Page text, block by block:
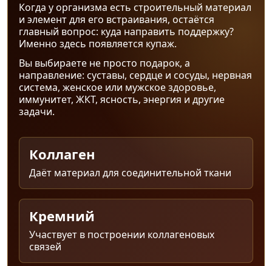
Когда у организма есть строительный материал
и элемент для его встраивания, остаётся
главный вопрос: куда направить поддержку?
Именно здесь появляется купаж.
Вы выбираете не просто подарок, а
направление: суставы, сердце и сосуды, нервная
система, женское или мужское здоровье,
иммунитет, ЖКТ, ясность, энергия и другие
задачи.
Коллаген
Даёт материал для соединительной ткани
Кремний
Участвует в построении коллагеновых
связей